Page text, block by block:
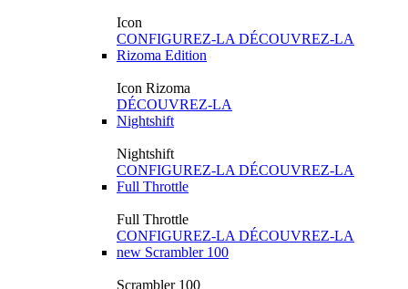
Icon
CONFIGUREZ-LA DÉCOUVREZ-LA
Rizoma Edition
Icon Rizoma
DÉCOUVREZ-LA
Nightshift
Nightshift
CONFIGUREZ-LA DÉCOUVREZ-LA
Full Throttle
Full Throttle
CONFIGUREZ-LA DÉCOUVREZ-LA
new Scrambler 100
Scrambler 100